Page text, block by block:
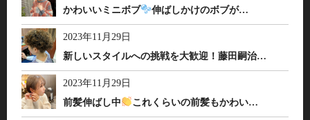
かわいいミニボブ
伸ばしかけのボブが…
2023年11月29日
新しいスタイルへの挑戦を大歓迎！藤田嗣治…
2023年11月29日
前髪伸ばし中
これくらいの前髪もかわい…